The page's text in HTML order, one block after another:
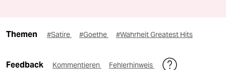
Themen #Satire #Goethe #Wahrheit Greatest Hits
Feedback Kommentieren Fehlerhinweis